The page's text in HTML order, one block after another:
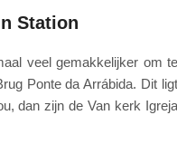
Station
veel gemakkelijker om te
Ponte da Arrábida. Dit ligt
dan zijn de Van kerk Igreja